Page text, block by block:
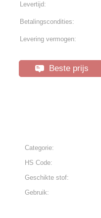
Levertijd:
Betalingscondities:
Levering vermogen:
Beste prijs
Categorie:
HS Code:
Geschikte stof:
Gebruik: